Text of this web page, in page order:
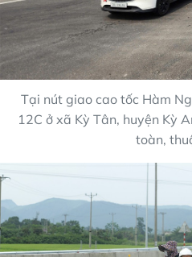
Tại nút giao cao tốc Hàm
12C ở xã Kỳ Tân, huyện Kỳ
toàn,